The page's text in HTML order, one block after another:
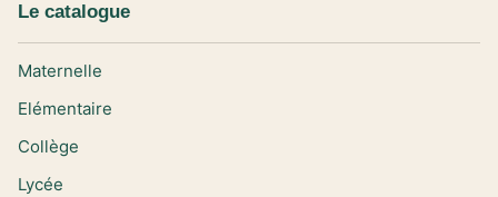
Le catalogue
Maternelle
Elémentaire
Collège
Lycée